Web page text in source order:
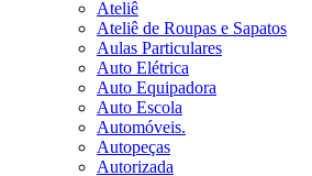
Ateliê
Ateliê de Roupas e Sapatos
Aulas Particulares
Auto Elétrica
Auto Equipadora
Auto Escola
Automóveis.
Autopeças
Autorizada